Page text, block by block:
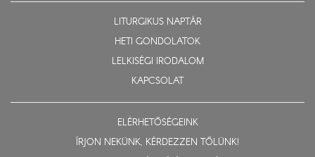
LITURGIKUS NAPTÁR
HETI GONDOLATOK
LELKISÉGI IRODALOM
KAPCSOLAT
ELÉRHETŐSÉGEINK
ÍRJON NEKÜNK, KÉRDEZZEN TŐLÜNK!